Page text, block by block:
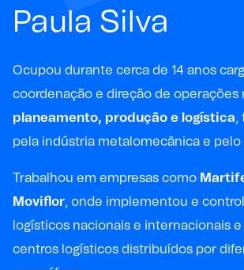
Paula Silva
Ocupou durante cerca de 14 anos
coordenação e direção de operações
planeamento, produção e logística,
pela indústria metalomecânica e pelo
Trabalhou em empresas como
Moviflor, onde implementou e
logísticos nacionais e internacionais
centros logísticos distribuídos por